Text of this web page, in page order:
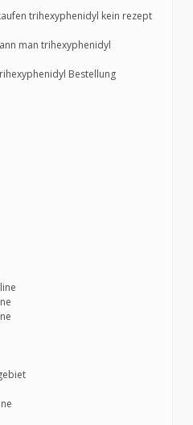
trihexyphenidyl kein rezept
man trihexyphenidyl
Bestellung